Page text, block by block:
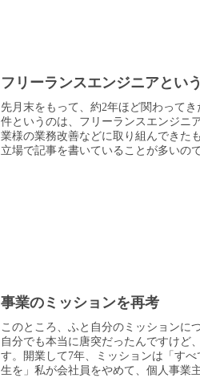
フリーランスエンジニアとい
先月末をもって、約2年ほど関わって
件というのは、フリーランスエンジニ
業様の業務改善などに取り組んできた
立場で記事を書いていることが多いの
事業のミッションを再考
このところ、ふと自分のミッションに
自分でも本当に唐突だったんですけど
す。開業して7年、ミッションは「す
生を」私が会社員をやめて、個人事業